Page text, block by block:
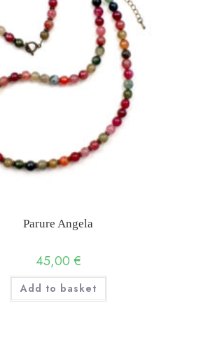
Parure Angela
45,00 €
Add to basket